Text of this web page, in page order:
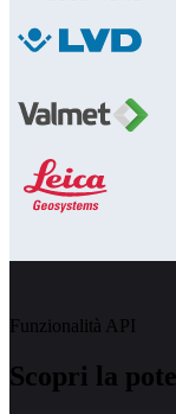
Funzionalità API
Scopri la